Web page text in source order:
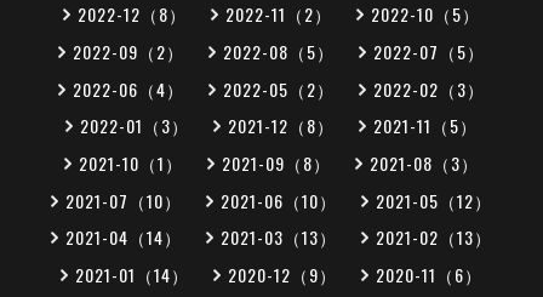
2022-12（8）
2022-11（2）
2022-10（5）
2022-09（2）
2022-08（5）
2022-07（5）
2022-06（4）
2022-05（2）
2022-02（3）
2022-01（3）
2021-12（8）
2021-11（5）
2021-10（1）
2021-09（8）
2021-08（3）
2021-07（10）
2021-06（10）
2021-05（12）
2021-04（14）
2021-03（13）
2021-02（13）
2021-01（14）
2020-12（9）
2020-11（6）